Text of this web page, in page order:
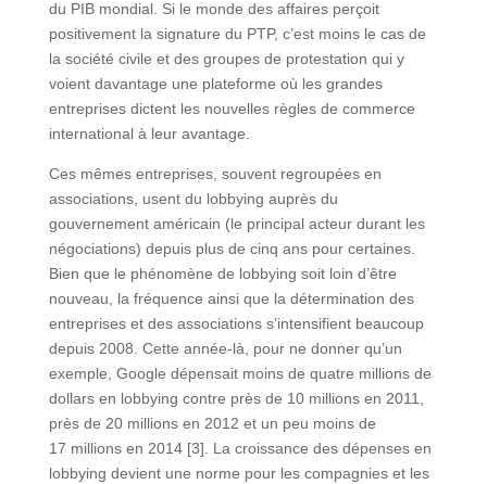
du PIB mondial. Si le monde des affaires perçoit
positivement la signature du PTP, c’est moins le cas de
la société civile et des groupes de protestation qui y
voient davantage une plateforme où les grandes
entreprises dictent les nouvelles règles de commerce
international à leur avantage.
Ces mêmes entreprises, souvent regroupées en
associations, usent du lobbying auprès du
gouvernement américain (le principal acteur durant les
négociations) depuis plus de cinq ans pour certaines.
Bien que le phénomène de lobbying soit loin d’être
nouveau, la fréquence ainsi que la détermination des
entreprises et des associations s’intensifient beaucoup
depuis 2008. Cette année-là, pour ne donner qu’un
exemple, Google dépensait moins de quatre millions de
dollars en lobbying contre près de 10 millions en 2011,
près de 20 millions en 2012 et un peu moins de
17 millions en 2014 [3]. La croissance des dépenses en
lobbying devient une norme pour les compagnies et les